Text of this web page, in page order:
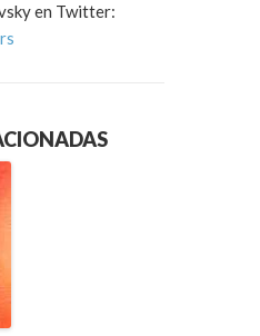
en Twitter: